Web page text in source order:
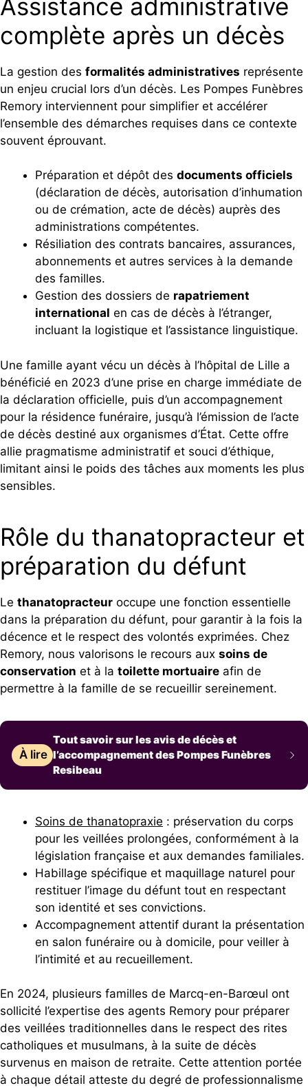
Assistance administrative
complète après un décès
La gestion des formalités administratives représente
un enjeu crucial lors d’un décès. Les Pompes Funèbres
Remory interviennent pour simplifier et accélérer
l’ensemble des démarches requises dans ce contexte
souvent éprouvant.
Préparation et dépôt des documents officiels
(déclaration de décès, autorisation d’inhumation
ou de crémation, acte de décès) auprès des
administrations compétentes.
Résiliation des contrats bancaires, assurances,
abonnements et autres services à la demande
des familles.
Gestion des dossiers de rapatriement
international en cas de décès à l’étranger,
incluant la logistique et l’assistance linguistique.
Une famille ayant vécu un décès à l’hôpital de Lille a
bénéficié en 2023 d’une prise en charge immédiate de
la déclaration officielle, puis d’un accompagnement
pour la résidence funéraire, jusqu’à l’émission de l’acte
de décès destiné aux organismes d’État. Cette offre
allie pragmatisme administratif et souci d’éthique,
limitant ainsi le poids des tâches aux moments les plus
sensibles.
Rôle du thanatopracteur et
préparation du défunt
Le thanatopracteur occupe une fonction essentielle
dans la préparation du défunt, pour garantir à la fois la
décence et le respect des volontés exprimées. Chez
Remory, nous valorisons le recours aux soins de
conservation et à la toilette mortuaire afin de
permettre à la famille de se recueillir sereinement.
À lire
Tout savoir sur les avis de décès et
l’accompagnement des Pompes Funèbres
Resibeau
Soins de thanatopraxie : préservation du corps
pour les veillées prolongées, conformément à la
législation française et aux demandes familiales.
Habillage spécifique et maquillage naturel pour
restituer l’image du défunt tout en respectant
son identité et ses convictions.
Accompagnement attentif durant la présentation
en salon funéraire ou à domicile, pour veiller à
l’intimité et au recueillement.
En 2024, plusieurs familles de Marcq-en-Barœul ont
sollicité l’expertise des agents Remory pour préparer
des veillées traditionnelles dans le respect des rites
catholiques et musulmans, à la suite de décès
survenus en maison de retraite. Cette attention portée
à chaque détail atteste du degré de professionnalisme